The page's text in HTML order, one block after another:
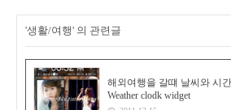
'생활/여행' 의 관련글
해외여행을 갈떄 날씨와 시
Weather clodk widget